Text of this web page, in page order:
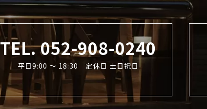
TEL. 052-908-0240
平日9:00 〜 18:30 定休日 土日祝日